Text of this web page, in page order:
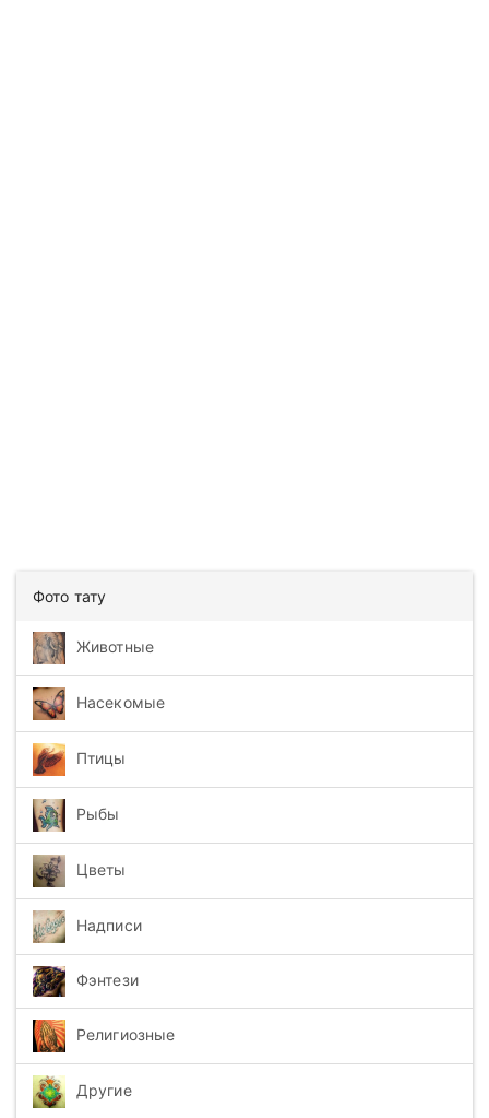
Фото тату
Животные
Насекомые
Птицы
Рыбы
Цветы
Надписи
Фэнтези
Религиозные
Другие